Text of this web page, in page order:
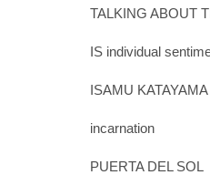
TALKING ABOUT
IS individual
ISAMU
incarnation
PUERTA DEL SOL